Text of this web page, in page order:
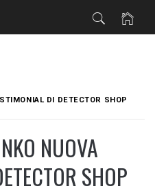
DI DETECTOR SHOP
NUOVA
SHOP